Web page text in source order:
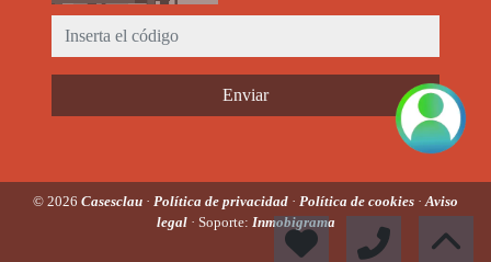
Enviar
© 2026 Casesclau · Política de privacidad · Política de cookies ·Aviso
legal · Soporte: Inmobigrama